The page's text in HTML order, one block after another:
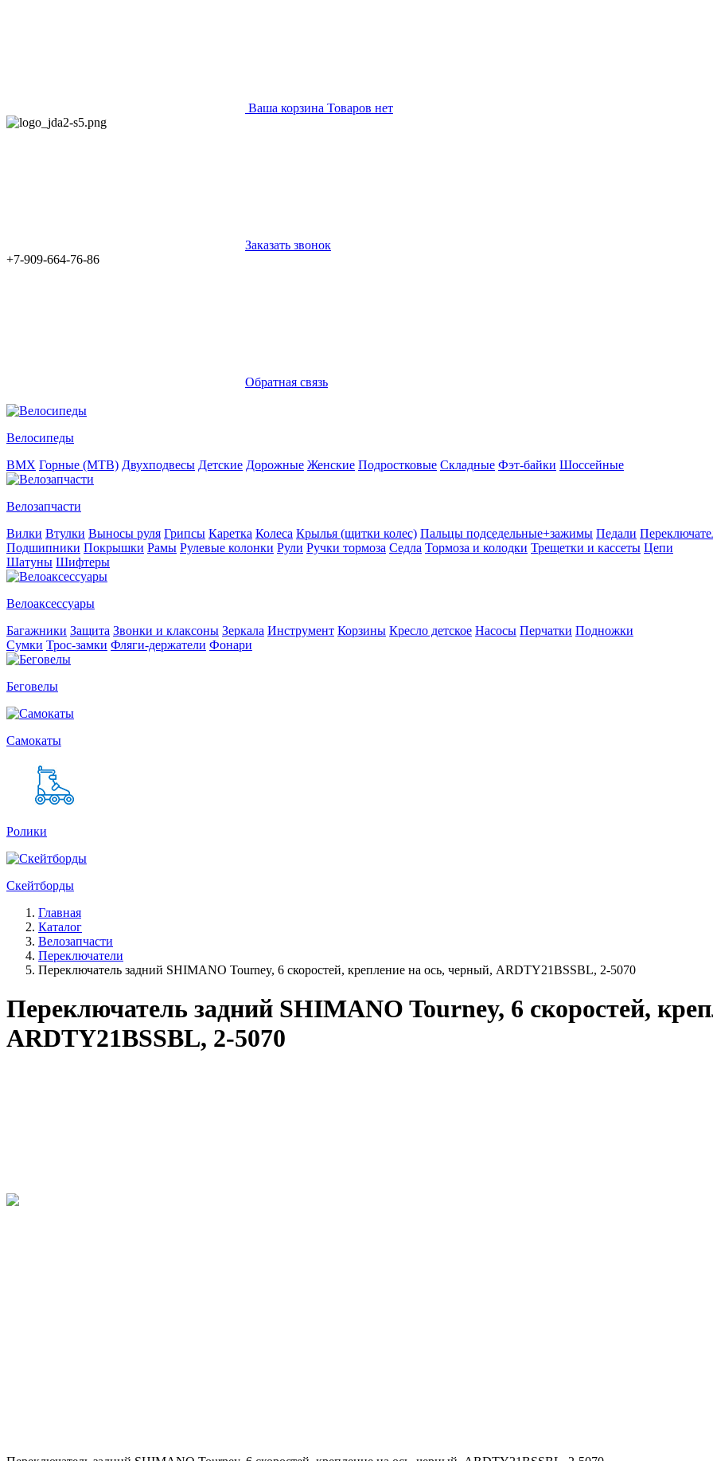
Ваша корзина Товаров нет
Заказать звонок
+7-909-664-76-86
Обратная связь
Велосипеды
BMX Горные (MTB) Двухподвесы Детские Дорожные Женские Подростковые Складные Фэт-байки Шоссейные
Велозапчасти
Вилки Втулки Выносы руля Грипсы Каретка Колеса Крылья (щитки колес) Пальцы подседельные+зажимы Педали
Подшипники Покрышки Рамы Рулевые колонки Рули Ручки тормоза Седла Тормоза и колодки Трещетки и кассеты Цепи
Шатуны Шифтеры
Велоаксессуары
Багажники Защита Звонки и клаксоны Зеркала Инструмент Корзины Кресло детское Насосы Перчатки Подножки
Сумки Трос-замки Фляги-держатели Фонари
Беговелы
Самокаты
Ролики
Скейтборды
Главная
Каталог
Велозапчасти
Переключатели
Переключатель задний SHIMANO Tourney, 6 скоростей, крепление на ось, черный, ARDTY21BSSBL, 2-5070
Переключатель задний SHIMANO Tourney, 6 скоростей,
ARDTY21BSSBL, 2-5070